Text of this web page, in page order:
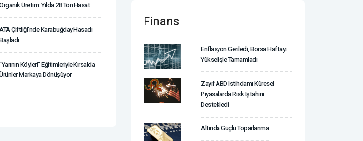
Organik Üretim: Yılda 28 Ton Hasat
ATA Çiftliği'nde Karabuğday Hasadı
Başladı
“Yarının Köyleri” Eğitimleriyle Kırsalda
Ürünler Markaya Dönüşüyor
Finans
Enflasyon Geriledi, Borsa Haftayı
Yükselişle Tamamladı
Zayıf ABD Istihdamı Küresel
Piyasalarda Risk Iştahını
Destekledi
Altında Güçlü Toparlanma